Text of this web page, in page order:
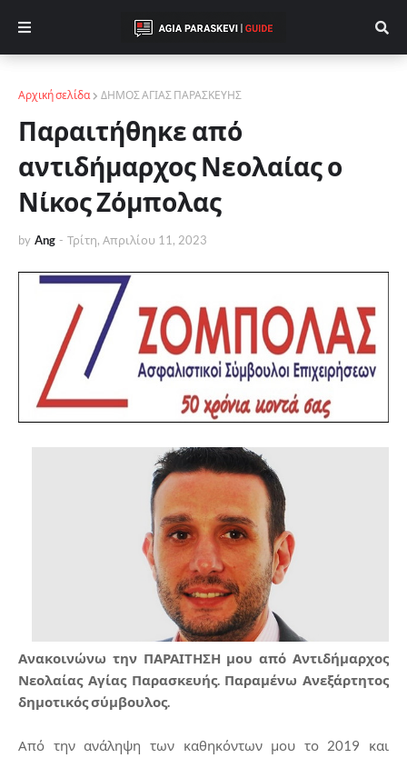
Αρχική σελίδα ΔΗΜΟΣ ΑΓΙΑΣ ΠΑΡΑΣΚΕΥΗΣ
Παραιτήθηκε από
αντιδήμαρχος Νεολαίας ο
Νίκος Ζόμπολας
by Ang - Τρίτη, Απριλίου 11, 2023
Ανακοινώνω την ΠΑΡΑΙΤΗΣΗ μου από Αντιδήμαρχος
Νεολαίας Αγίας Παρασκευής. Παραμένω Ανεξάρτητος
δημοτικός σύμβουλος.
Από την ανάληψη των καθηκόντων μου το 2019 και